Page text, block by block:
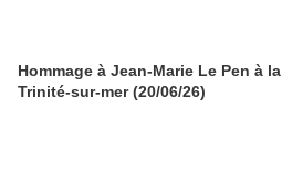
Hommage à Jean-Marie Le Pen à la
Trinité-sur-mer (20/06/26)